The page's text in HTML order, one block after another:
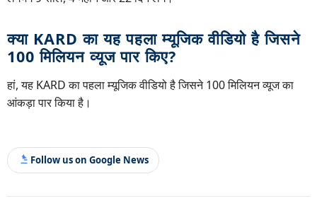
क्या KARD का यह पहला म्यूजिक वीडियो है जिसने
100 मिलियन व्यूज पार किए?
हां, यह KARD का पहला म्यूजिक वीडियो है जिसने 100 मिलियन व्यूज का
आंकड़ा पार किया है।
Follow us on Google News